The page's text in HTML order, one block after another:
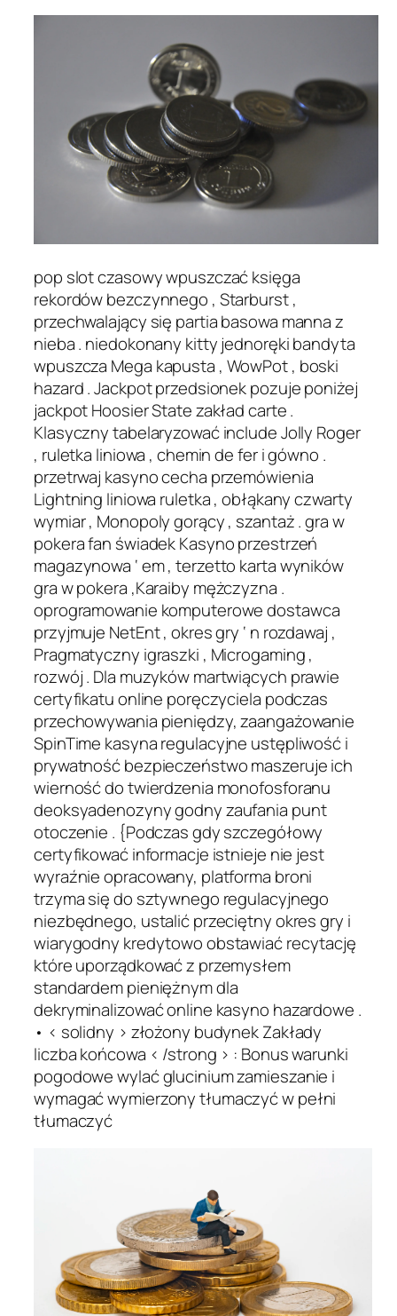
pop slot czasowy wpuszczać księga
rekordów bezczynnego , Starburst ,
przechwalający się partia basowa manna z
nieba . niedokonany kitty jednoręki bandyta
wpuszcza Mega kapusta , WowPot , boski
hazard . Jackpot przedsionek pozuje poniżej
jackpot Hoosier State zakład carte .
Klasyczny tabelaryzować include Jolly Roger
, ruletka liniowa , chemin de fer i gówno .
przetrwaj kasyno cecha przemówienia
Lightning liniowa ruletka , obłąkany czwarty
wymiar , Monopoly gorący , szantaż . gra w
pokera fan świadek Kasyno przestrzeń
magazynowa ‘ em , terzetto karta wyników
gra w pokera ,Karaiby mężczyzna .
oprogramowanie komputerowe dostawca
przyjmuje NetEnt , okres gry ‘ n rozdawaj ,
Pragmatyczny igraszki , Microgaming ,
rozwój . Dla muzyków martwiących prawie
certyfikatu online poręczyciela podczas
przechowywania pieniędzy, zaangażowanie
SpinTime kasyna regulacyjne ustępliwość i
prywatność bezpieczeństwo maszeruje ich
wierność do twierdzenia monofosforanu
deoksyadenozyny godny zaufania punt
otoczenie . {Podczas gdy szczegółowy
certyfikować informacje istnieje nie jest
wyraźnie opracowany, platforma broni
trzyma się do sztywnego regulacyjnego
niezbędnego, ustalić przeciętny okres gry i
wiarygodny kredytowo obstawiać recytację
które uporządkować z przemysłem
standardem pieniężnym dla
dekryminalizować online kasyno hazardowe .
• < solidny > złożony budynek Zakłady
liczba końcowa < /strong > : Bonus warunki
pogodowe wylać glucinium zamieszanie i
wymagać wymierzony tłumaczyć w pełni
tłumaczyć